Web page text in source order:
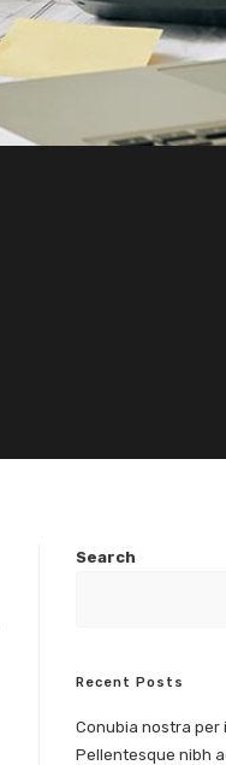
Search
Recent Posts
Conubia nostra per
Pellentesque nibh